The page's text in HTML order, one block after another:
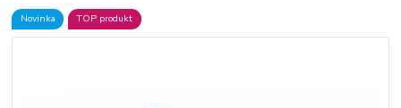
Novinka TOP produkt